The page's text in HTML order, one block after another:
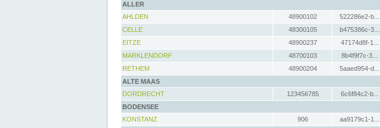
ALLER
AHLDEN
48900102 522286e2-b...
CELLE
48300105 b475386c-3...
EITZE
48900237 47174d8f-1...
MARKLENDORF
48700103 8b4f9f7c-3...
RETHEM
48900204 5aaed954-d...
ALTE MAAS
DORDRECHT
123456785 6c6f84c2-b...
BODENSEE
KONSTANZ
906 aa9179c1-1...